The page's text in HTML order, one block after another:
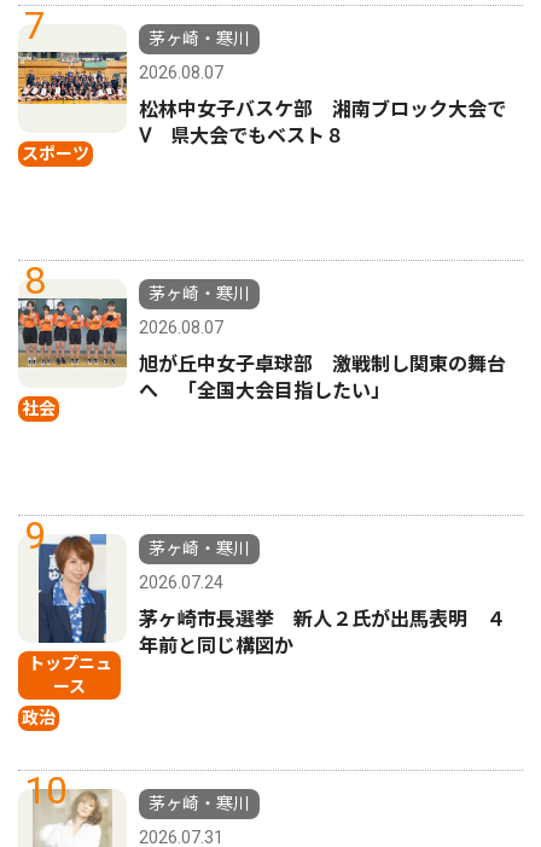
7
スポーツ
茅ヶ崎・寒川
2026.08.07
松林中女子バスケ部 湘南ブロック大会で
Ⅴ 県大会でもベスト８
8
社会
茅ヶ崎・寒川
2026.08.07
旭が丘中女子卓球部 激戦制し関東の舞台
へ 「全国大会目指したい」
9
トップニュ
ース
政治
茅ヶ崎・寒川
2026.07.24
茅ヶ崎市長選挙 新人２氏が出馬表明 ４
年前と同じ構図か
10
茅ヶ崎・寒川
2026.07.31